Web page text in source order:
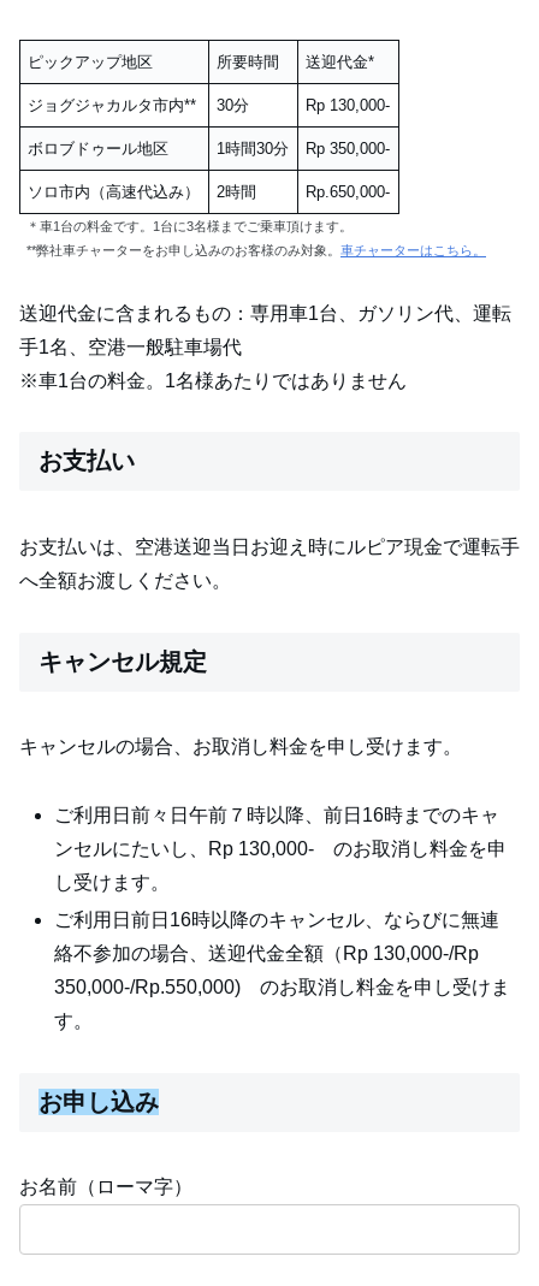
ピックアップ地区 所要時間 送迎代金*
ジョグジャカルタ市内** 30分 Rp 130,000-
ボロブドゥール地区 1時間30分 Rp 350,000-
ソロ市内（高速代込み） 2時間 Rp.650,000-
＊車1台の料金です。1台に3名様までご乗車頂けます。
**弊社車チャーターをお申し込みのお客様のみ対象。 車チャーターはこちら。
送迎代金に含まれるもの：専用車1台、ガソリン代、運転
手1名、空港一般駐車場代
※車1台の料金。1名様あたりではありません
お支払い
お支払いは、空港送迎当日お迎え時にルピア現金で運転手
へ全額お渡しください。
キャンセル規定
キャンセルの場合、お取消し料金を申し受けます。
ご利用日前々日午前７時以降、前日16時までのキャ
ンセルにたいし、Rp 130,000- のお取消し料金を申
し受けます。
ご利用日前日16時以降のキャンセル、ならびに無連
絡不参加の場合、送迎代金全額（Rp 130,000-/Rp
350,000-/Rp.550,000) のお取消し料金を申し受けま
す。
お申し込み
お名前（ローマ字）